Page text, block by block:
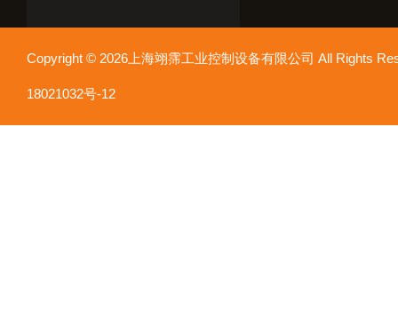
Copyright © 2026上海翊霈工业控制设备有限公司 All Rights
18021032号-12